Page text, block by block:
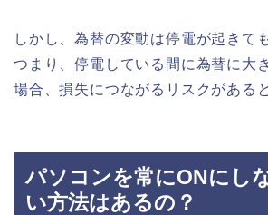
しかし、為替の変動は停電が起きて
つまり、停電している間に為替に大
場合、損失につながるリスクがある
パソコンを常にONにし
い方法はあるの？